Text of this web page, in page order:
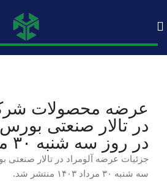
عرضه محصولات
در تالار صنعتی بورس
در روز سه شنبه ۳۰ مرداد ۱۴۰۳
جزئیات عرضه آلومراد در تالار صنعتی
سه شنبه ۳۰ مرداد ۱۴۰۳ منتشر شد.